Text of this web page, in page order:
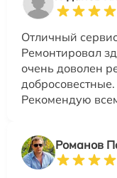
Отличный
Ремонтировал
очень доволен
Рекомендую
Романов